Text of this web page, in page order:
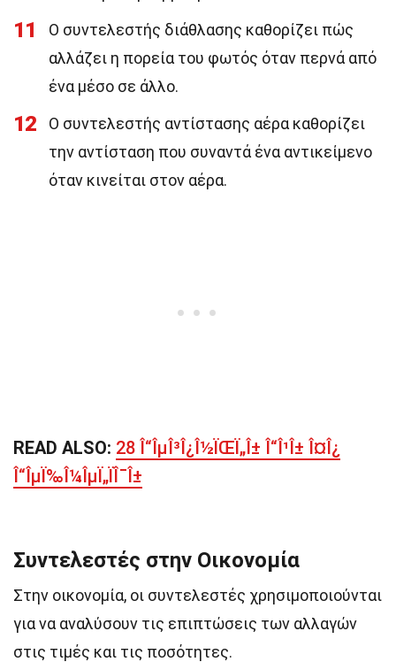
11
Ο συντελεστής διάθλασης καθορίζει πώς
αλλάζει η πορεία του φωτός όταν περνά από
ένα μέσο σε άλλο.
12
Ο συντελεστής αντίστασης αέρα καθορίζει
την αντίσταση που συναντά ένα αντικείμενο
όταν κινείται στον αέρα.
READ ALSO: 28 Î“ÎµÎ³Î¿Î½ÏŒÏ„Î± Î“Î¹Î± Î¤Î¿
Î“ÎµÏ‰Î¼ÎµÏ„ÏÎ¯Î±
Συντελεστές στην Οικονομία
Στην οικονομία, οι συντελεστές χρησιμοποιούνται
για να αναλύσουν τις επιπτώσεις των αλλαγών
στις τιμές και τις ποσότητες.